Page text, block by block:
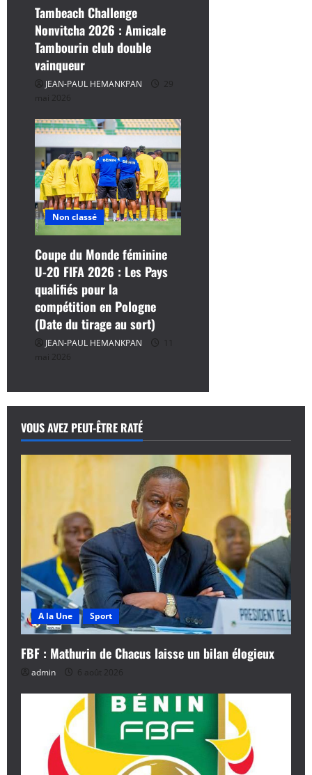
Tambeach Challenge
Nonvitcha 2026 : Amicale
Tambourin club double
vainqueur
JEAN-PAUL HEMANKPAN
29
mai 2026
Non classé
Coupe du Monde féminine
U-20 FIFA 2026 : Les Pays
qualifiés pour la
compétition en Pologne
(Date du tirage au sort)
JEAN-PAUL HEMANKPAN
11
mai 2026
VOUS AVEZ PEUT-ÊTRE RATÉ
A la Une Sport
FBF : Mathurin de Chacus laisse un bilan élogieux
admin 6 août 2026